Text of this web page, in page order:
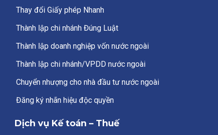
Thay đổi Giấy phép Nhanh
Thành lập chi nhánh Đúng Luật
Thành lập doanh nghiệp vốn nước ngoài
Thành lập chi nhánh/VPDD nước ngoài
Chuyển nhượng cho nhà đầu tư nước ngoài
Đăng ký nhãn hiệu độc quyền
Dịch vụ Kế toán – Thuế